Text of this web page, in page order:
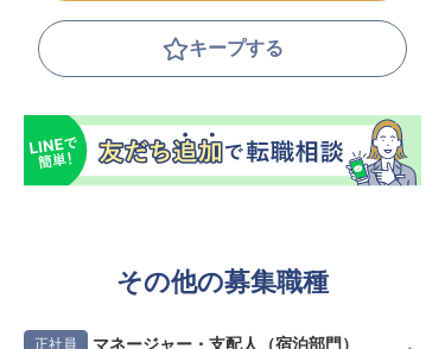
キープする
その他の募集職種
正社員 マネージャー・支配人（宿泊部門）